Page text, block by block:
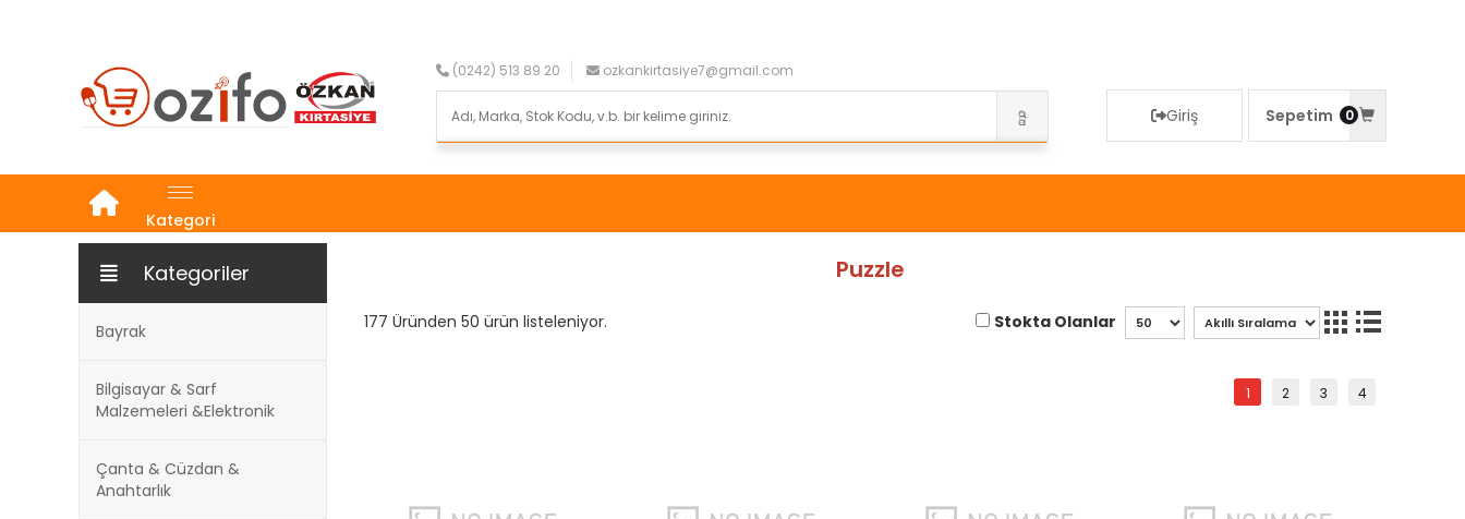
(0242) 513 89 20 ozkankirtasiye7@gmail.com
Giriş Sepetim 0
Kategori
Kategoriler
Bayrak
Bilgisayar & Sarf
Malzemeleri &Elektronik
Çanta & Cüzdan &
Anahtarlık
Puzzle
177 Üründen 50 ürün listeleniyor. Stokta Olanlar
1 2 3 4